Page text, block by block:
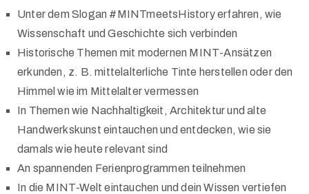
Unter dem Slogan #MINTmeetsHistory erfahren, wie
Wissenschaft und Geschichte sich verbinden
Historische Themen mit modernen MINT-Ansätzen
erkunden, z. B. mittelalterliche Tinte herstellen oder den
Himmel wie im Mittelalter vermessen
In Themen wie Nachhaltigkeit, Architektur und alte
Handwerkskunst eintauchen und entdecken, wie sie
damals wie heute relevant sind
An spannenden Ferienprogrammen teilnehmen
In die MINT-Welt eintauchen und dein Wissen vertiefen